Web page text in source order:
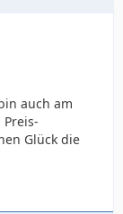
auch am
Glück die